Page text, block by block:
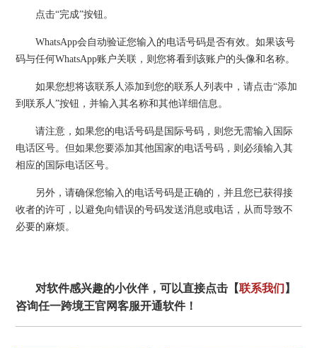
点击“完成”按钮。
WhatsApp会自动验证您输入的电话号码是否有效。如果该号
码与任何WhatsApp账户关联，则您将看到该账户的头像和名称。
如果您想将该联系人添加到您的联系人列表中，请点击“添加
到联系人”按钮，并输入其名称和其他详细信息。
请注意，如果您的电话号码是国际号码，则您无需输入国际
电话区号。但如果您要添加其他国家的电话号码，则必须输入其
相应的国际电话区号。
另外，请确保您输入的电话号码是正确的，并且您已获得接
收者的许可，以避免向错误的号码发送消息或电话，从而导致不
必要的麻烦。
对软件感兴趣的小伙伴，可以直接点击【联系我们 】
咨询任一跨境王官网客服开通软件！